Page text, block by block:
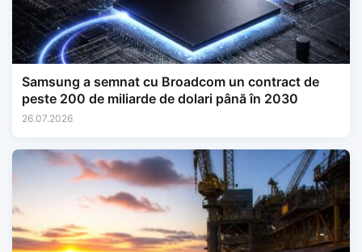
Samsung a semnat cu Broadcom un contract de
peste 200 de miliarde de dolari până în 2030
26.07.2026